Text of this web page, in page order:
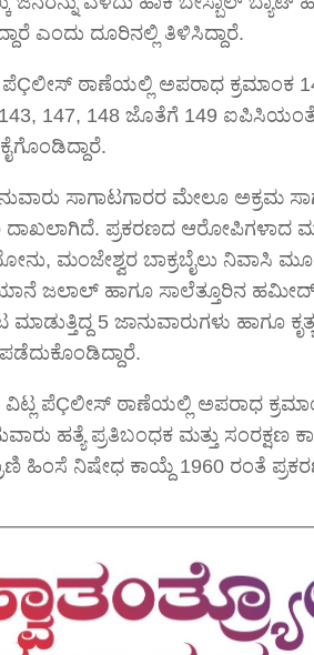
ಎಂದು ದೂರಿನಲ್ಲಿ ತಿಳಿಸಿದ್ದಾರೆ.
ಪೆÇಲೀಸ್ ಠಾಣೆಯಲ್ಲಿ ಅಪರಾಧ ಕ್ರಮಾಂಕ
147, 148 ಜೊತೆಗೆ 149 ಐಪಿಸಿಯಂತೆ
ಸಾಗಾಟಗಾರರ ಮೇಲೂ ಅಕ್ರಮ
ದಾಖಲಾಗಿದೆ. ಪ್ರಕರಣದ ಆರೋಪಿಗಳಾದ
ಮಂಜೇಶ್ವರ ಬಾಕ್ರಬೈಲು ನಿವಾಸಿ
ಜಲಾಲ್ ಹಾಗೂ ಸಾಲೆತ್ತೂರಿನ ಹಮೀದ್
ಮಾಡುತ್ತಿದ್ದ 5 ಜಾನುವಾರುಗಳು ಹಾಗೂ
ಪೆÇಲೀಸ್ ಠಾಣೆಯಲ್ಲಿ ಅಪರಾಧ
ಹತ್ಯೆ ಪ್ರತಿಬಂಧಕ ಮತ್ತು ಸಂರಕ್ಷಣ
ಹಿಂಸೆ ನಿಷೇಧ ಕಾಯ್ದೆ 1960 ರಂತೆ